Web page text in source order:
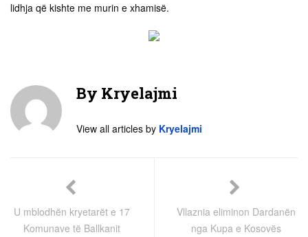
lidhja që kishte me murin e xhamisë.
By Kryelajmi
View all articles by Kryelajmi
U mblodhën kryetarët e 17
Komunave të Ballkanit
Vllaznia eliminon Dardanën
nga Kupa e Kosovës